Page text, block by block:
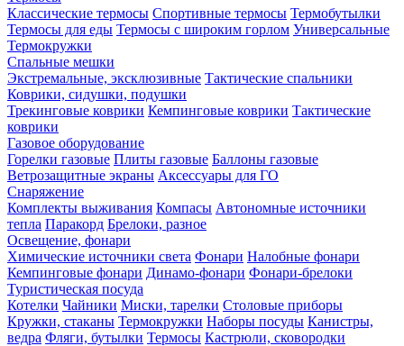
Классические термосы Спортивные термосы Термобутылки
Термосы для еды Термосы с широким горлом Универсальные
Термокружки
Спальные мешки
Экстремальные, эксклюзивные Тактические спальники
Коврики, сидушки, подушки
Трекинговые коврики Кемпинговые коврики Тактические
коврики
Газовое оборудование
Горелки газовые Плиты газовые Баллоны газовые
Ветрозащитные экраны Аксессуары для ГО
Снаряжение
Комплекты выживания Компасы Автономные источники
тепла Паракорд Брелоки, разное
Освещение, фонари
Химические источники света Фонари Налобные фонари
Кемпинговые фонари Динамо-фонари Фонари-брелоки
Туристическая посуда
Котелки Чайники Миски, тарелки Столовые приборы
Кружки, стаканы Термокружки Наборы посуды Канистры,
ведра Фляги, бутылки Термосы Кастрюли, сковородки